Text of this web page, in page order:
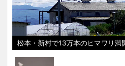
松本・新村で13万本のヒマワリ満